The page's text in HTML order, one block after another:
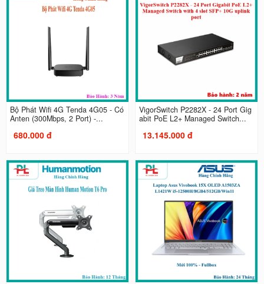
Bộ Phát Wifi 4G Tenda 4G05 - Có
Anten (300Mbps, 2 Port) -...
680.000 đ
VigorSwitch P2282X - 24 Port Gig
abit PoE L2+ Managed Switch...
13.145.000 đ